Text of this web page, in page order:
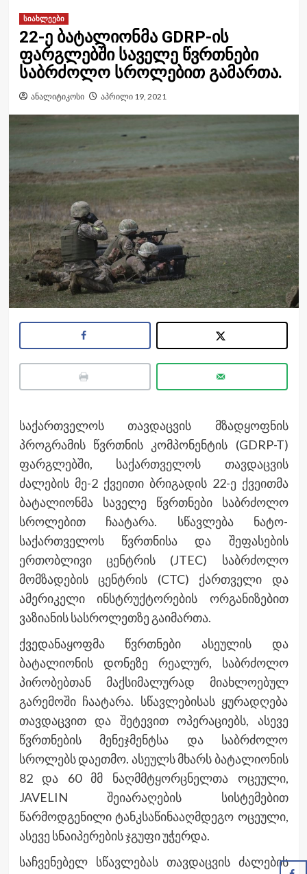
სიახლეები
22-ე ბატალიონმა GDRP-ის
ფარგლებში საველე წვრთნები
საბრძოლო სროლებით გამართა.
ანალიტიკოსი აპრილი 19, 2021
საქართველოს თავდაცვის მზადყოფნის
პროგრამის წვრთნის კომპონენტის (GDRP-T)
ფარგლებში, საქართველოს თავდაცვის
ძალების მე-2 ქვეითი ბრიგადის 22-ე ქვეითმა
ბატალიონმა საველე წვრთნები საბრძოლო
სროლებით ჩაატარა. სწავლება ნატო-
საქართველოს წვრთნისა და შეფასების
ერთობლივი ცენტრის (JTEC) საბრძოლო
მომზადების ცენტრის (CTC) ქართველი და
ამერიკელი ინსტრუქტორების ორგანიზებით
ვაზიანის სასროლეთზე გაიმართა.
ქვედანაყოფმა წვრთნები ასეულის და
ბატალიონის დონეზე რეალურ, საბრძოლო
პირობებთან მაქსიმალურად მიახლოებულ
გარემოში ჩაატარა. სწავლებისას ყურადღება
თავდაცვით და შეტევით ოპერაციებს, ასევე
წვრთნების მენეჯმენტსა და საბრძოლო
სროლებს დაეთმო. ასეულს მხარს ბატალიონის
82 და 60 მმ ნაღმმტყორცნელთა ოცეული,
JAVELIN შეიარაღების სისტემებით
წარმოდგენილი ტანკსაწინააღმდეგო ოცეული,
ასევე სნაიპერების ჯგუფი უჭერდა.
საჩვენებელ სწავლებას თავდაცვის ძალების